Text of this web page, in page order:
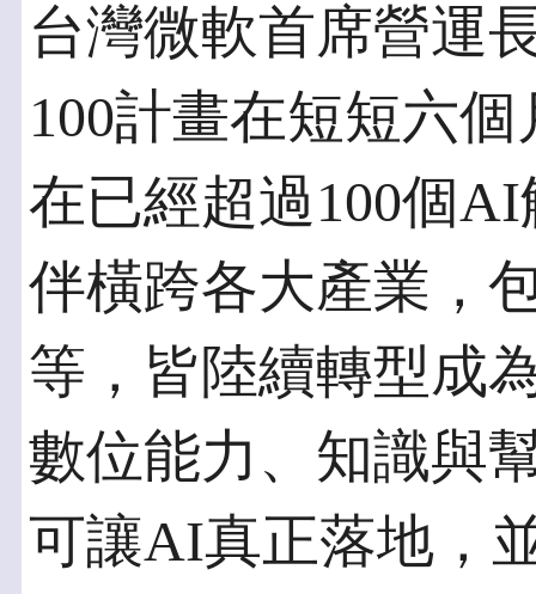
台灣微軟首席營運
100計畫在短短六
在已經超過100個
伴橫跨各大產業，
等，皆陸續轉型成
數位能力、知識與
可讓AI真正落地，